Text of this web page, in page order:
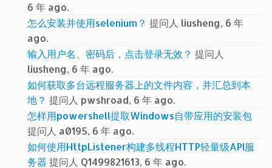
6 年 ago.
怎么安装并使用selenium？ 提问人 liusheng, 6 年
ago.
输入用户名、密码后，点击登录无效？ 提问人
liusheng, 6 年 ago.
如何获取多台远程服务器上的文件内容，并汇总到本
地？ 提问人 pwshroad, 6 年 ago.
怎样用powershell提取Windows自带应用的安装包
提问人 a0195, 6 年 ago.
如何使用HttpListener构建多线程HTTP轻量级API服
务器 提问人 Q1499821613, 6 年 ago.